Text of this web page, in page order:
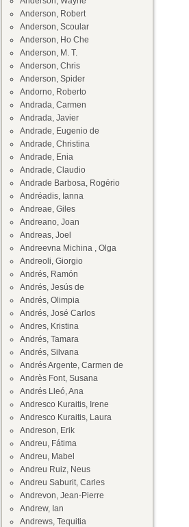
Anderson, Robert
Anderson, Scoular
Anderson, Ho Che
Anderson, M. T.
Anderson, Chris
Anderson, Spider
Andorno, Roberto
Andrada, Carmen
Andrada, Javier
Andrade, Eugenio de
Andrade, Christina
Andrade, Enia
Andrade, Claudio
Andrade Barbosa, Rogério
Andréadis, Ianna
Andreae, Giles
Andreano, Joan
Andreas, Joel
Andreevna Michina , Olga
Andreoli, Giorgio
Andrés, Ramón
Andrés, Jesús de
Andrés, Olimpia
Andrés, José Carlos
Andres, Kristina
Andrés, Tamara
Andrés, Silvana
Andrés Argente, Carmen de
Andrès Font, Susana
Andrés Lleó, Ana
Andresco Kuraitis, Irene
Andresco Kuraitis, Laura
Andreson, Erik
Andreu, Fátima
Andreu, Mabel
Andreu Ruiz, Neus
Andreu Saburit, Carles
Andrevon, Jean-Pierre
Andrew, Ian
Andrews, Tequitia